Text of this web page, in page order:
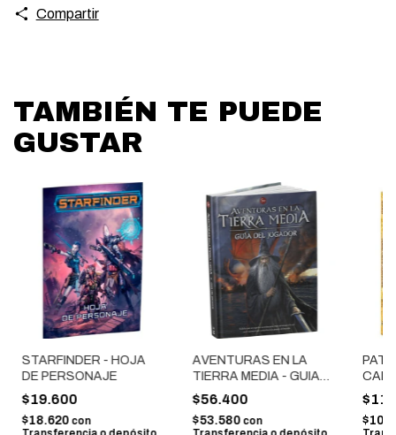
Compartir
TAMBIÉN TE PUEDE
GUSTAR
STARFINDER - HOJA
DE PERSONAJE
$19.600
$18.620 con
AVENTURAS EN LA
TIERRA MEDIA - GUIA
DEL JUGADOR
$56.400
$53.580 con